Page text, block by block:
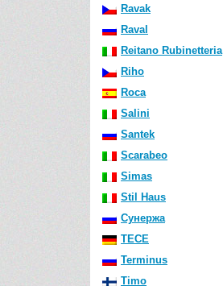
Ravak
Raval
Reitano Rubinetteria
Riho
Roca
Salini
Santek
Scarabeo
Simas
Stil Haus
Сунержа
TECE
Terminus
Timo